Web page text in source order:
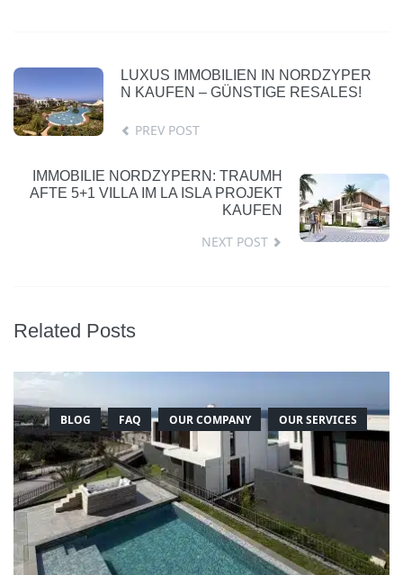
LUXUS IMMOBILIEN IN NORDZYPER
N KAUFEN – GÜNSTIGE RESALES!
PREV POST
IMMOBILIE NORDZYPERN: TRAUMH
AFTE 5+1 VILLA IM LA ISLA PROJEKT
KAUFEN
NEXT POST
Related Posts
BLOG FAQ OUR COMPANY OUR SERVICES